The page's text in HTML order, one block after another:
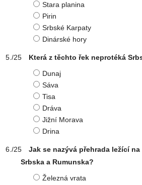
Stara planina
Pirin
Srbské Karpaty
Dinárské hory
Která z těchto řek neprotéká
Dunaj
Sáva
Tisa
Dráva
Jižní Morava
Drina
Jak se nazývá přehrada ležící
Srbska a Rumunska?
Železná vrata